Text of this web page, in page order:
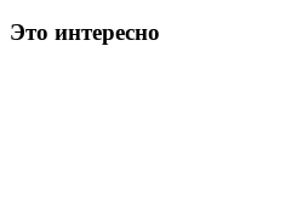
Это интересно